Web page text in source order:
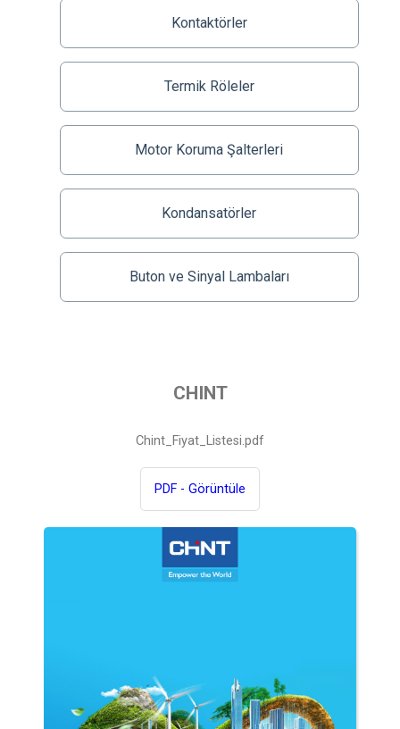
Kontaktörler
Termik Röleler
Motor Koruma Şalterleri
Kondansatörler
Buton ve Sinyal Lambaları
CHINT
Chint_Fiyat_Listesi.pdf
PDF - Görüntüle